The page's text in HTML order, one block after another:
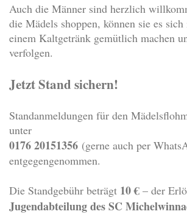
Auch die Männer sind herzlich
die Mädels shoppen, können sie es
einem Kaltgetränk gemütlich machen
verfolgen.
Jetzt Stand sichern!
Standanmeldungen für den
unter
0176 20151356 (gerne auch per
entgegengenommen.
Die Standgebühr beträgt 10 € – der
Jugendabteilung des SC